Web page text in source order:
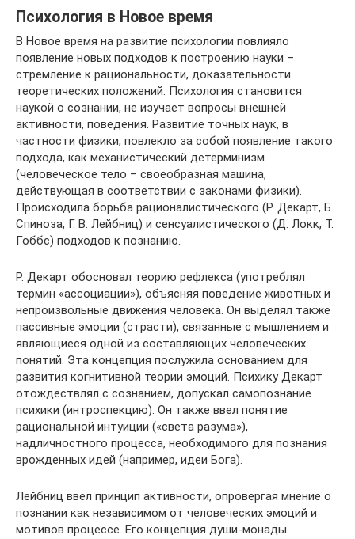
Психология в Новое время
В Новое время на развитие психологии повлияло
появление новых подходов к построению науки –
стремление к рациональности, доказательности
теоретических положений. Психология становится
наукой о сознании, не изучает вопросы внешней
активности, поведения. Развитие точных наук, в
частности физики, повлекло за собой появление такого
подхода, как механистический детерминизм
(человеческое тело – своеобразная машина,
действующая в соответствии с законами физики).
Происходила борьба рационалистического (Р. Декарт, Б.
Спиноза, Г. В. Лейбниц) и сенсуалистического (Д. Локк, Т.
Гоббс) подходов к познанию.
Р. Декарт обосновал теорию рефлекса (употреблял
термин «ассоциации»), объясняя поведение животных и
непроизвольные движения человека. Он выделял также
пассивные эмоции (страсти), связанные с мышлением и
являющиеся одной из составляющих человеческих
понятий. Эта концепция послужила основанием для
развития когнитивной теории эмоций. Психику Декарт
отождествлял с сознанием, допускал самопознание
психики (интроспекцию). Он также ввел понятие
рациональной интуиции («света разума»),
надличностного процесса, необходимого для познания
врожденных идей (например, идеи Бога).
Лейбниц ввел принцип активности, опровергая мнение о
познании как независимом от человеческих эмоций и
мотивов процессе. Его концепция души-монады